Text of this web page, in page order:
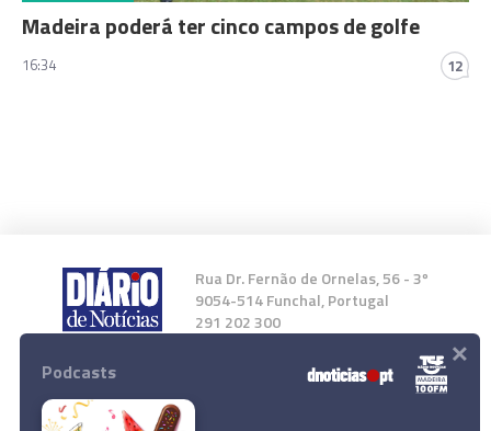
Madeira poderá ter cinco campos de golfe
16:34 12
Rua Dr. Fernão de Ornelas, 56 - 3º
9054-514 Funchal, Portugal
291 202 300
Instale a nossa App
Podcasts ×